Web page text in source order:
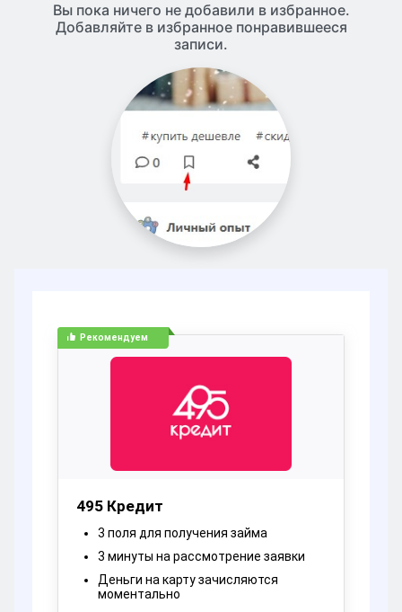
Вы пока ничего не добавили в избранное.
Добавляйте в избранное понравившееся
записи.